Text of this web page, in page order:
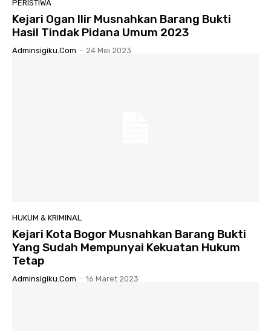
PERISTIWA
Kejari Ogan Ilir Musnahkan Barang Bukti
Hasil Tindak Pidana Umum 2023
Adminsigiku.com - 24 Mei 2023
HUKUM & KRIMINAL
Kejari Kota Bogor Musnahkan Barang Bukti
Yang Sudah Mempunyai Kekuatan Hukum
Tetap
Adminsigiku.com - 16 Maret 2023